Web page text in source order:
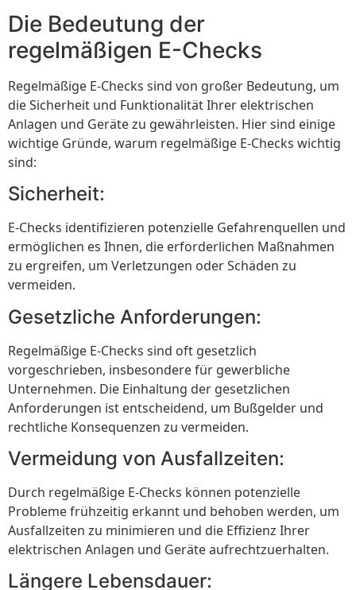
Die Bedeutung der
regelmäßigen E-Checks
Regelmäßige E-Checks sind von großer Bedeutung, um
die Sicherheit und Funktionalität Ihrer elektrischen
Anlagen und Geräte zu gewährleisten. Hier sind einige
wichtige Gründe, warum regelmäßige E-Checks wichtig
sind:
Sicherheit:
E-Checks identifizieren potenzielle Gefahrenquellen und
ermöglichen es Ihnen, die erforderlichen Maßnahmen
zu ergreifen, um Verletzungen oder Schäden zu
vermeiden.
Gesetzliche Anforderungen:
Regelmäßige E-Checks sind oft gesetzlich
vorgeschrieben, insbesondere für gewerbliche
Unternehmen. Die Einhaltung der gesetzlichen
Anforderungen ist entscheidend, um Bußgelder und
rechtliche Konsequenzen zu vermeiden.
Vermeidung von Ausfallzeiten:
Durch regelmäßige E-Checks können potenzielle
Probleme frühzeitig erkannt und behoben werden, um
Ausfallzeiten zu minimieren und die Effizienz Ihrer
elektrischen Anlagen und Geräte aufrechtzuerhalten.
Längere Lebensdauer: